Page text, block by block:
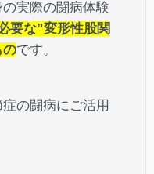
実際の闘病体験
要な”変形性股関
のです。
の闘病にご活用